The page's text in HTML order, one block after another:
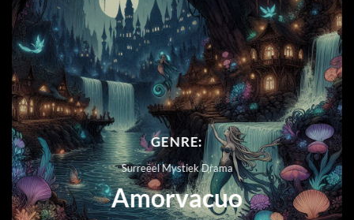
GENRE:
Surreëel Mystiek Drama
Amorvacuo